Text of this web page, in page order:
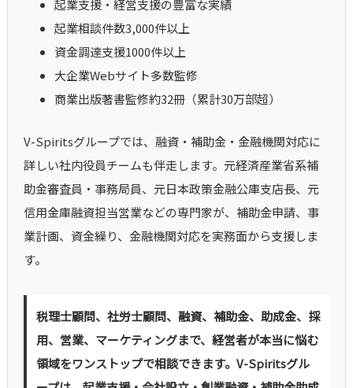
起業支援・経営支援の豊富な実績
起業相談件数3,000件以上
資金調達支援1000件以上
大企業Webサイト多数監修
商業出版著書監修約32冊（累計30万部超）
V-Spiritsグループでは、融資・補助金・金融機関対応に
詳しい社内役員チームも伴走します。元経済産業省系補
助金審査員・事務局員、元日本政策金融公庫支店長、元
信用金庫融資担当営業などの専門家が、補助金申請、事
業計画、資金繰り、金融機関対応を実務面から支援しま
す。
税理士顧問、社労士顧問、融資、補助金、助成金、採
用、営業、マーケティングまで、経営者が本当に悩む
領域をワンストップで相談できます。V-Spiritsグル